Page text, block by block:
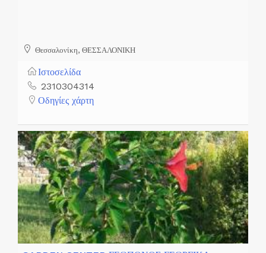
Θεσσαλονίκη, ΘΕΣΣΑΛΟΝΙΚΗ
Ιστοσελίδα
2310304314
Οδηγίες χάρτη